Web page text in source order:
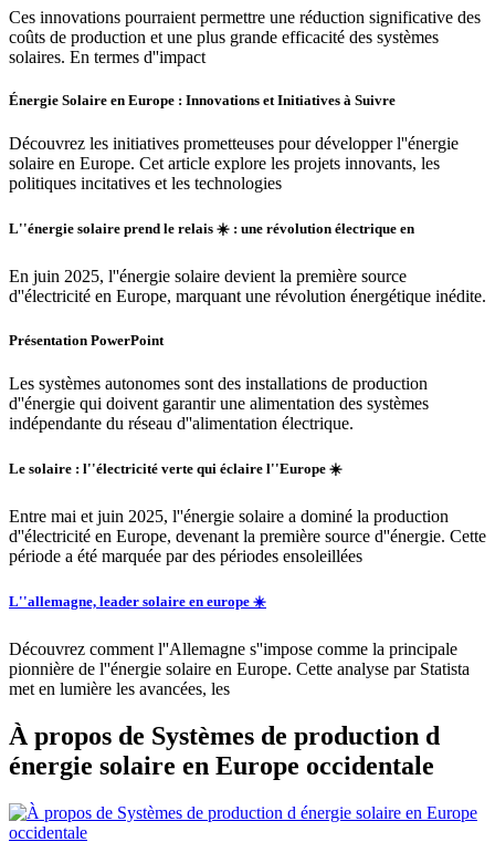
Ces innovations pourraient permettre une réduction significative des
coûts de production et une plus grande efficacité des systèmes
solaires. En termes d''impact
Énergie Solaire en Europe : Innovations et Initiatives à Suivre
Découvrez les initiatives prometteuses pour développer l''énergie
solaire en Europe. Cet article explore les projets innovants, les
politiques incitatives et les technologies
L''énergie solaire prend le relais ☀️ : une révolution électrique en
En juin 2025, l''énergie solaire devient la première source
d''électricité en Europe, marquant une révolution énergétique inédite.
Présentation PowerPoint
Les systèmes autonomes sont des installations de production
d''énergie qui doivent garantir une alimentation des systèmes
indépendante du réseau d''alimentation électrique.
Le solaire : l''électricité verte qui éclaire l''Europe ☀️
Entre mai et juin 2025, l''énergie solaire a dominé la production
d''électricité en Europe, devenant la première source d''énergie. Cette
période a été marquée par des périodes ensoleillées
L''allemagne, leader solaire en europe ☀️
Découvrez comment l''Allemagne s''impose comme la principale
pionnière de l''énergie solaire en Europe. Cette analyse par Statista
met en lumière les avancées, les
À propos de Systèmes de production d
énergie solaire en Europe occidentale